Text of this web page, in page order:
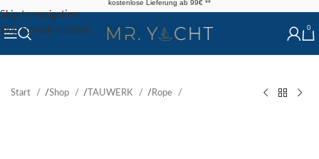
Skip to navigation
Skip to main content
kostenlose Lieferung ab 99€ **
0
Start /Shop /TAUWERK /Rope